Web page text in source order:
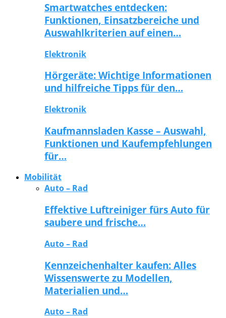
Smartwatches entdecken:
Funktionen, Einsatzbereiche und
Auswahlkriterien auf einen…
Elektronik
Hörgeräte: Wichtige Informationen
und hilfreiche Tipps für den…
Elektronik
Kaufmannsladen Kasse – Auswahl,
Funktionen und Kaufempfehlungen
für…
Mobilität
Auto – Rad
Effektive Luftreiniger fürs Auto für
saubere und frische…
Auto – Rad
Kennzeichenhalter kaufen: Alles
Wissenswerte zu Modellen,
Materialien und…
Auto – Rad